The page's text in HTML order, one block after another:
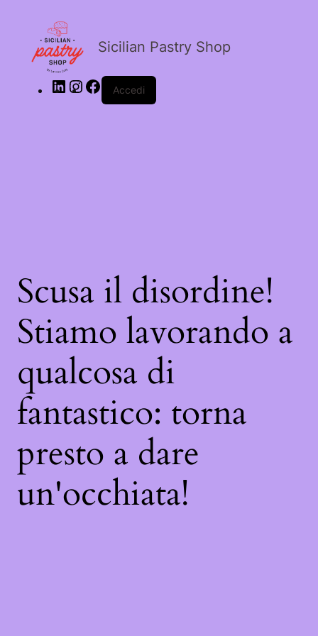
Sicilian Pastry Shop
Accedi
Scusa il disordine!
Stiamo lavorando a
qualcosa di
fantastico: torna
presto a dare
un'occhiata!